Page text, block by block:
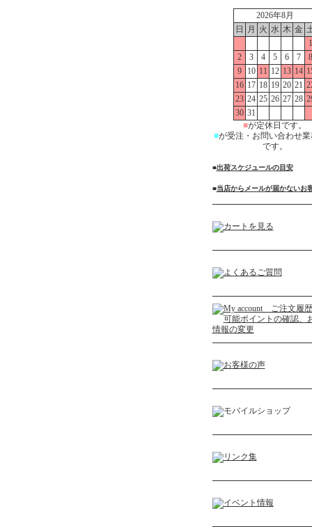
2026年8月
日
月 火 水 木 金
1
2
3 4 5 6 7
8
9
10 11 12 13 14
16 17 18 19 20 21
23 24 25 26 27 28
30 31
■が定休日です。
■が受注・お問い合わせ
です。
■出荷スケジュールの目安
■当店からメールが届かないお